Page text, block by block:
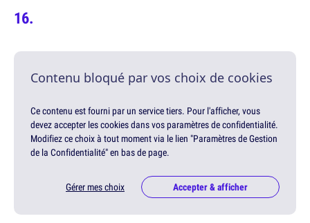
Contenu bloqué par vos choix de cookies
Ce contenu est fourni par un service tiers. Pour l'afficher, vous
devez accepter les cookies dans vos paramètres de confidentialité.
Modifiez ce choix à tout moment via le lien "Paramètres de Gestion
de la Confidentialité" en bas de page.
Gérer mes choix Accepter & afficher